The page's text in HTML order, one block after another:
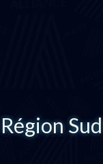
Région Sud